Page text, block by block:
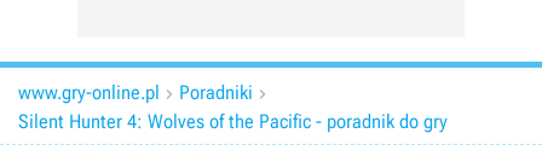
www.gry-online.pl  Poradniki 
Silent Hunter 4: Wolves of the Pacific - poradnik do gry